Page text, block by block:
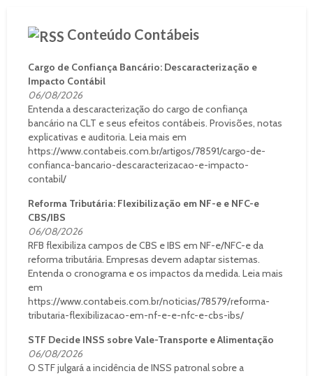
Conteúdo Contábeis
Cargo de Confiança Bancário: Descaracterização e
Impacto Contábil
06/08/2026
Entenda a descaracterização do cargo de confiança
bancário na CLT e seus efeitos contábeis. Provisões, notas
explicativas e auditoria. Leia mais em
https://www.contabeis.com.br/artigos/78591/cargo-de-
confianca-bancario-descaracterizacao-e-impacto-
contabil/
Reforma Tributária: Flexibilização em NF-e e NFC-e
CBS/IBS
06/08/2026
RFB flexibiliza campos de CBS e IBS em NF-e/NFC-e da
reforma tributária. Empresas devem adaptar sistemas.
Entenda o cronograma e os impactos da medida. Leia mais
em
https://www.contabeis.com.br/noticias/78579/reforma-
tributaria-flexibilizacao-em-nf-e-e-nfc-e-cbs-ibs/
STF Decide INSS sobre Vale-Transporte e Alimentação
06/08/2026
O STF julgará a incidência de INSS patronal sobre a